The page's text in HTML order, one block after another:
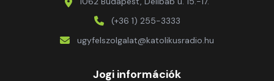
(+36 1) 255-3333
ugyfelszolgalat@katolikusradio.hu
Jogi információk